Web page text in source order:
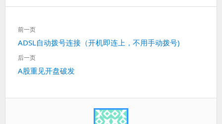
文
章
导
航
前一页
上
一
ADSL自动拨号连接（开机即连上，不用手动拨号)
后一页
下
A股重见开盘破发